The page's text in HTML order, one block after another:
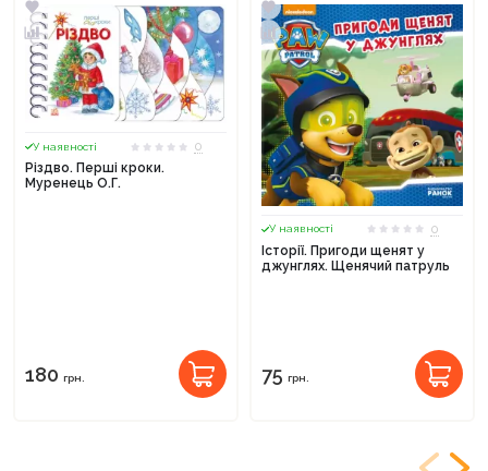
У наявності
0
Різдво. Перші кроки.
Муренець О.Г.
180 грн.
У наявності
0
Історії. Пригоди щенят у
джунглях. Щенячий патруль
75 грн.